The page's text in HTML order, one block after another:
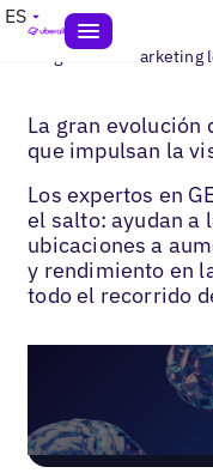
ES
Blogs> AEO marketing
La gran evolución
que impulsan la
Los expertos en
el salto: ayudan a
ubicaciones a
y rendimiento en
todo el recorrido